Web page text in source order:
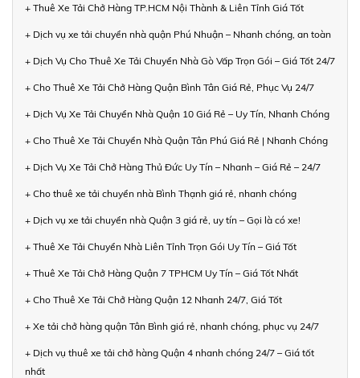
+ Thuê Xe Tải Chở Hàng TP.HCM Nội Thành & Liên Tỉnh Giá Tốt
+ Dịch vụ xe tải chuyển nhà quận Phú Nhuận – Nhanh chóng, an toàn
+ Dịch Vụ Cho Thuê Xe Tải Chuyển Nhà Gò Vấp Trọn Gói – Giá Tốt 24/7
+ Cho Thuê Xe Tải Chở Hàng Quận Bình Tân Giá Rẻ, Phục Vụ 24/7
+ Dịch Vụ Xe Tải Chuyển Nhà Quận 10 Giá Rẻ – Uy Tín, Nhanh Chóng
+ Cho Thuê Xe Tải Chuyển Nhà Quận Tân Phú Giá Rẻ | Nhanh Chóng
+ Dịch Vụ Xe Tải Chở Hàng Thủ Đức Uy Tín – Nhanh – Giá Rẻ – 24/7
+ Cho thuê xe tải chuyển nhà Bình Thạnh giá rẻ, nhanh chóng
+ Dịch vụ xe tải chuyển nhà Quận 3 giá rẻ, uy tín – Gọi là có xe!
+ Thuê Xe Tải Chuyển Nhà Liên Tỉnh Trọn Gói Uy Tín – Giá Tốt
+ Thuê Xe Tải Chở Hàng Quận 7 TPHCM Uy Tín – Giá Tốt Nhất
+ Cho Thuê Xe Tải Chở Hàng Quận 12 Nhanh 24/7, Giá Tốt
+ Xe tải chở hàng quận Tân Bình giá rẻ, nhanh chóng, phục vụ 24/7
+ Dịch vụ thuê xe tải chở hàng Quận 4 nhanh chóng 24/7 – Giá tốt
nhất